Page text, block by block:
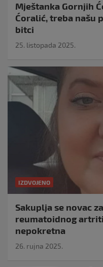
Mještanka Gornjih
Ćoralić, treba našu
bitci
25. listopada 2025.
IZDVOJENO
Sakuplja se novac
reumatoidnog
nepokretna
26. rujna 2025.